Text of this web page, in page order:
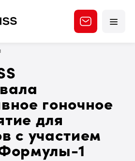
гоночное
для
с участием
1